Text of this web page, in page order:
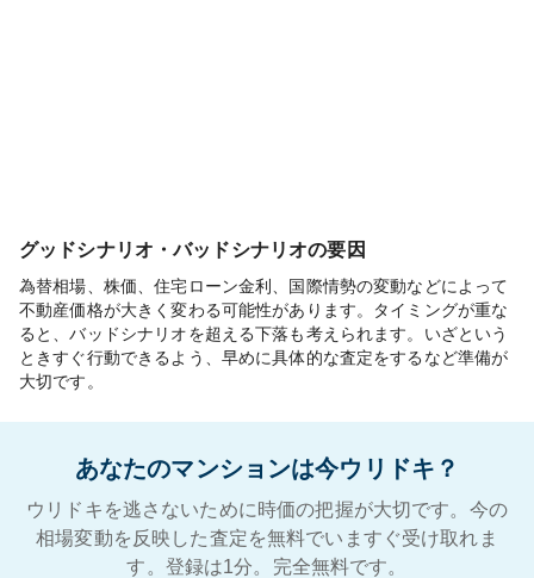
グッドシナリオ・バッドシナリオの要因
為替相場、株価、住宅ローン金利、国際情勢の変動などによって
不動産価格が大きく変わる可能性があります。タイミングが重な
ると、バッドシナリオを超える下落も考えられます。いざという
ときすぐ行動できるよう、早めに具体的な査定をするなど準備が
大切です。
あなたのマンションは今ウリドキ？
ウリドキを逃さないために時価の把握が大切です。今の
相場変動を反映した査定を無料でいますぐ受け取れま
す。登録は1分。完全無料です。